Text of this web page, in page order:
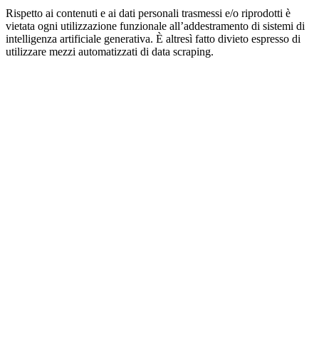
Rispetto ai contenuti e ai dati personali trasmessi e/o riprodotti è
vietata ogni utilizzazione funzionale all’addestramento di sistemi di
intelligenza artificiale generativa. È altresì fatto divieto espresso di
utilizzare mezzi automatizzati di data scraping.